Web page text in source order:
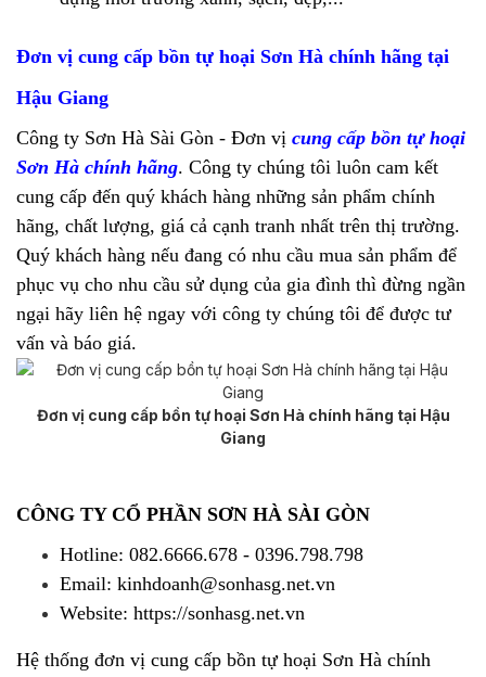
Đơn vị cung cấp bồn tự hoại Sơn Hà chính hãng tại
Hậu Giang
Công ty Sơn Hà Sài Gòn - Đơn vị cung cấp bồn tự hoại
Sơn Hà chính hãng. Công ty chúng tôi luôn cam kết
cung cấp đến quý khách hàng những sản phẩm chính
hãng, chất lượng, giá cả cạnh tranh nhất trên thị trường.
Quý khách hàng nếu đang có nhu cầu mua sản phẩm để
phục vụ cho nhu cầu sử dụng của gia đình thì đừng ngần
ngại hãy liên hệ ngay với công ty chúng tôi để được tư
vấn và báo giá.
Đơn vị cung cấp bồn tự hoại Sơn Hà chính hãng tại Hậu
Giang
CÔNG TY CỔ PHẦN SƠN HÀ SÀI GÒN
Hotline: 082.6666.678 - 0396.798.798
Email: kinhdoanh@sonhasg.net.vn
Website: https://sonhasg.net.vn
Hệ thống đơn vị cung cấp bồn tự hoại Sơn Hà chính